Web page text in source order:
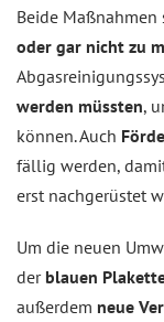
Beide
oder gar nicht zu
werden müssten,
können. Auch
fällig werden,
erst nachgerüstet
Um die neuen
der blauen
außerdem neue